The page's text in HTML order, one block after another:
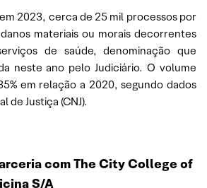
2023, cerca de 25 mil processos por
materiais ou morais decorrentes
de saúde, denominação que
neste ano pelo Judiciário. O volume
em relação a 2020, segundo dados
de Justiça (CNJ).
com The City College of
S/A